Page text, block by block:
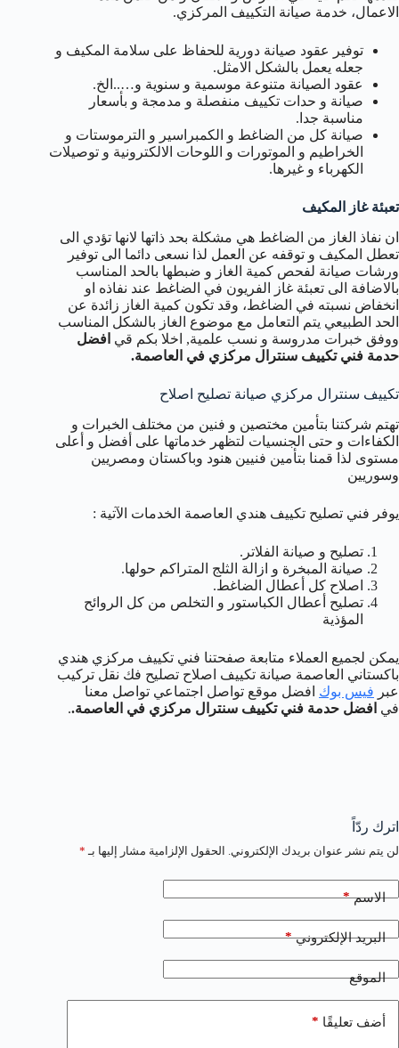
الاعمال، خدمة صيانة التكييف المركزي.
توفير عقود صيانة دورية للحفاظ على سلامة المكيف و
جعله يعمل بالشكل الامثل.
عقود الصيانة متنوعة موسمية و سنوية و…..الخ.
صيانة و حدات تكييف منفصلة و مدمجة و بأسعار
مناسبة جدا.
صيانة كل من الضاغط و الكمبراسير و الترموستات و
الخراطيم و الموتورات و اللوحات الالكترونية و توصيلات
الكهرباء و غيرها.
تعبئة غاز المكيف
ان نفاذ الغاز من الضاغط هي مشكلة بحد ذاتها لانها تؤدي الى
تعطل المكيف و توقفه عن العمل لذا نسعى دائما الى توفير
ورشات صيانة لفحص كمية الغاز و ضبطها بالحد المناسب
بالاضافة الى تعبئة غاز الفريون في الضاغط عند نفاذه او
انخفاض نسبته في الضاغط، وقد تكون كمية الغاز زائدة عن
الحد الطبيعي يتم التعامل مع موضوع الغاز بالشكل المناسب
ووفق خبرات مدروسة و نسب علمية, اخلا بكم قي افضل
حدمة فني تكييف سنترال مركزي في العاصمة.
تكييف سنترال مركزي صيانة تصليح اصلاح
تهتم شركتنا بتأمين مختصين و فنين من مختلف الخبرات و
الكفاءات و حتى الجنسيات لتظهر خدماتها على أفضل و أعلى
مستوى لذا قمنا بتأمين فنيين هنود وباكستان ومصريين
وسوريين
يوفر فني تصليح تكييف هندي العاصمة الخدمات الآتية :
تصليح و صيانة الفلاتر.
صيانة المبخرة و ازالة الثلج المتراكم حولها.
اصلاح كل أعطال الضاغط.
تصليح أعطال الكباستور و التخلص من كل الروائح
المؤذية
يمكن لجميع العملاء متابعة صفحتنا فني تكييف مركزي هندي
باكستاني العاصمة صيانة تكييف اصلاح تصليح فك نقل تركيب
عبر فيس بوك افضل موقع تواصل اجتماعي تواصل معنا
في افضل حدمة فني تكييف سنترال مركزي في العاصمة..
اترك ردّاً
لن يتم نشر عنوان بريدك الإلكتروني. الحقول الإلزامية مشار إليها بـ *
الاسم*
البريد الإلكتروني*
الموقع
أضف تعليقًا *